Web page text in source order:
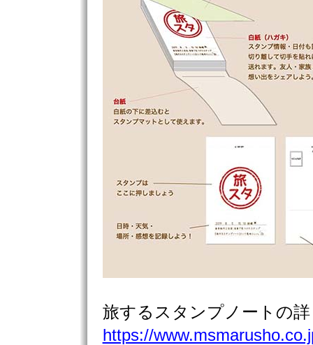
旅するスタンプノートの
https://